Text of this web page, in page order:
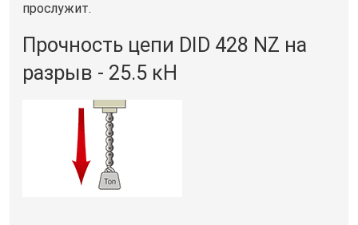
прослужит.
Прочность цепи DID 428 NZ на
разрыв - 25.5 кН